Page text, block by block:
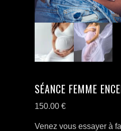
SÉANCE FEMME
150.00 €
Venez vous essayer à